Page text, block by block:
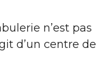
n’est pas
d’un centre de